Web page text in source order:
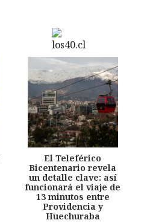
El Teleférico
Bicentenario revela
un detalle clave: así
funcionará el viaje de
13 minutos entre
Providencia y
Huechuraba